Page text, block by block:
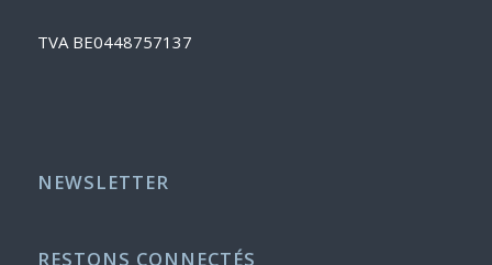
TVA BE0448757137
NEWSLETTER
RESTONS CONNECTÉS